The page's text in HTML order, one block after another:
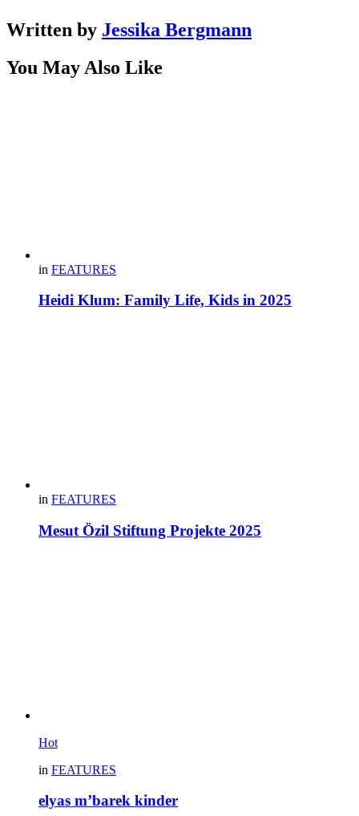
Written by Jessika Bergmann
You May Also Like
in FEATURES
Heidi Klum: Family Life, Kids in 2025
in FEATURES
Mesut Özil Stiftung Projekte 2025
Hot
in FEATURES
elyas m’barek kinder